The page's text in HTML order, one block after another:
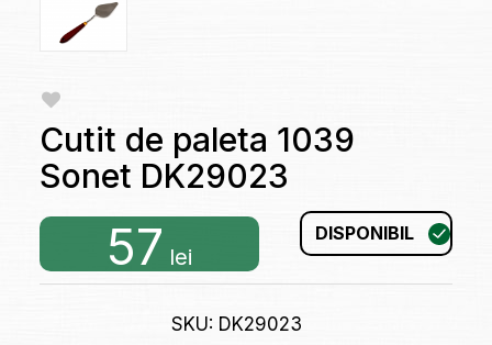
Cutit de paleta 1039
Sonet DK29023
57 lei
DISPONIBIL
SKU: DK29023